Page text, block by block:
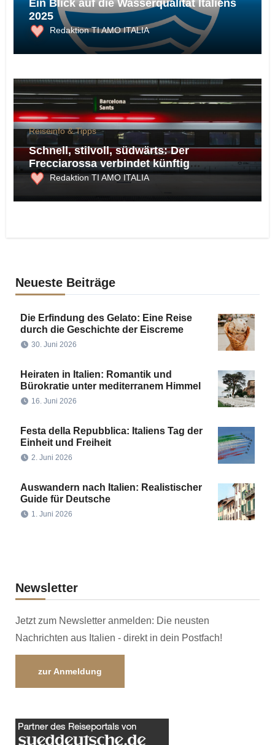
Ein Blick auf die Wasserqualität Italiens
2025
Redaktion TI AMO ITALIA
Reiseinfo & Tipps
Schnell, stilvoll, südwärts: Der
Frecciarossa verbindet künftig
Deutschland und Italien
Redaktion TI AMO ITALIA
Neueste Beiträge
Die Erfindung des Gelato: Eine Reise
durch die Geschichte der Eiscreme
30. Juni 2026
Heiraten in Italien: Romantik und
Bürokratie unter mediterranem Himmel
16. Juni 2026
Festa della Repubblica: Italiens Tag der
Einheit und Freiheit
2. Juni 2026
Auswandern nach Italien: Realistischer
Guide für Deutsche
1. Juni 2026
Newsletter
Jetzt zum Newsletter anmelden: Die neusten
Nachrichten aus Italien - direkt in dein Postfach!
zur Anmeldung